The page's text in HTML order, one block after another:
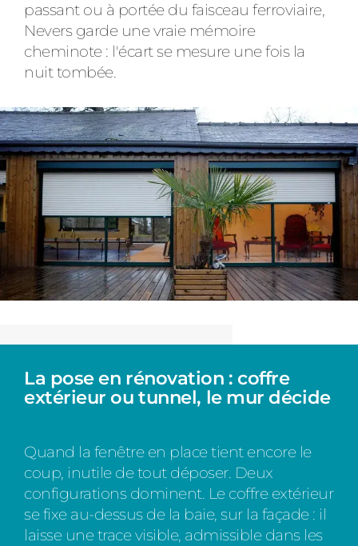
passant ou à portée du faisceau ferroviaire,
Nevers garde une vraie mémoire
cheminote : l'écart se mesure une fois la
nuit tombée.
La pose en rénovation : coffre
extérieur ou tunnel, le mur décide
Quand la fenêtre en place tient encore le
coup, inutile de tout déposer. Deux
configurations dominent. Le coffre extérieur
se fixe au-dessus de la baie, sur la façade : il
laisse une trace visible, admissible dans les